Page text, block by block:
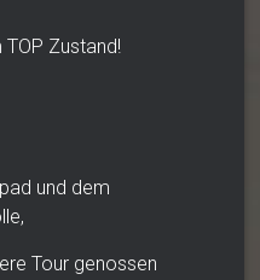
Zustand!
und dem
Tour genossen